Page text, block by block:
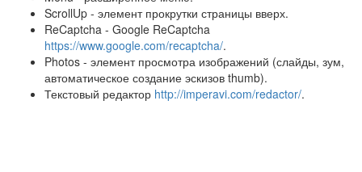
ScrollUp - элемент прокрутки страницы вверх.
ReCaptcha - Google ReCaptcha
https://www.google.com/recaptcha/.
Photos - элемент просмотра изображений (слайды, зум,
автоматическое создание эскизов thumb).
Текстовый редактор http://imperavi.com/redactor/.